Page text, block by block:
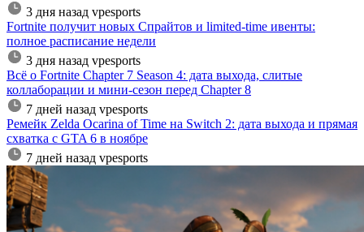
3 дня назад vpesports
Fortnite получит новых Спрайтов и limited-time ивенты:
полное расписание недели
3 дня назад vpesports
Всё о Fortnite Chapter 7 Season 4: дата выхода, слитые
коллаборации и мини-сезон перед Chapter 8
7 дней назад vpesports
Ремейк Zelda Ocarina of Time на Switch 2: дата выхода и прямая
схватка с GTA 6 в ноябре
7 дней назад vpesports